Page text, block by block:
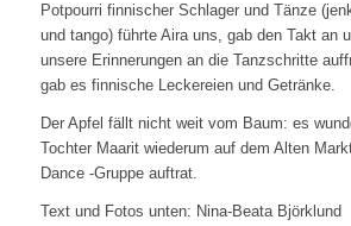
Potpourri finnischer Schlager und Tänze
und tango) führte Aira uns, gab den Takt an
unsere Erinnerungen an die Tanzschritte
gab es finnische Leckereien und Getränke.
Der Apfel fällt nicht weit vom Baum: es
Tochter Maarit wiederum auf dem Alten
Dance -Gruppe auftrat.
Text und Fotos unten: Nina-Beata Björklund